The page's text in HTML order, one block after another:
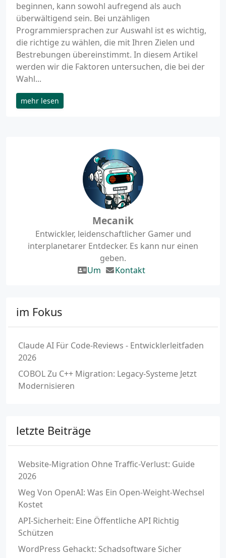
beginnen, kann sowohl aufregend als auch
überwältigend sein. Bei unzähligen
Programmiersprachen zur Auswahl ist es wichtig,
die richtige zu wählen, die mit Ihren Zielen und
Bestrebungen übereinstimmt. In diesem Artikel
werden wir die Faktoren untersuchen, die bei der
Wahl...
mehr lesen
Mecanik
Entwickler, leidenschaftlicher Gamer und
interplanetarer Entdecker. Es kann nur einen
geben.
Um
Kontakt
im Fokus
Claude AI Für Code-Reviews - Entwicklerleitfaden
2026
COBOL Zu C++ Migration: Legacy-Systeme Jetzt
Modernisieren
letzte Beiträge
Website-Migration Ohne Traffic-Verlust: Guide
2026
Weg Von OpenAI: Was Ein Open-Weight-Wechsel
Kostet
API-Sicherheit: Eine Öffentliche API Richtig
Schützen
WordPress Gehackt: Schadsoftware Sicher